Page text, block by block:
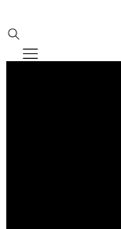
Mobile navigation